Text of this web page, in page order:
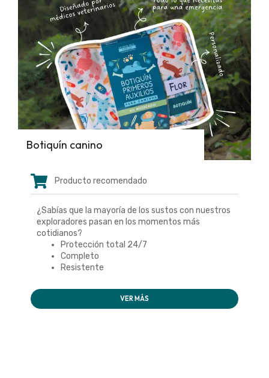
Botiquín canino
Producto recomendado
¿Sabías que la mayoría de los sustos con nuestros
exploradores pasan en los momentos más
cotidianos?
Protección total 24/7
Completo
Resistente
VER MÁS